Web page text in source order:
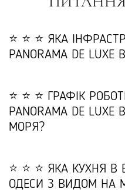
⭐ ⭐ ⭐ ЯКА
PANORAMA DE
⭐ ⭐ ⭐ ГРАФІК
PANORAMA DE
МОРЯ?
⭐ ⭐ ⭐ ЯКА КУХНЯ
ОДЕСИ З ВИДОМ НА